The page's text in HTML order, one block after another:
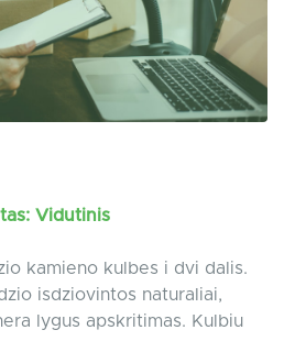
Vidutinis
kamieno kulbes i dvi dalis.
isdziovintos naturaliai,
lygus apskritimas. Kulbiu